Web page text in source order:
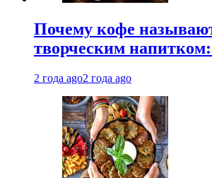
Почему кофе
творческим
2 года ago2 года ago